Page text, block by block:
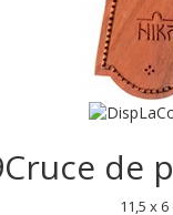
Cruce de
11,5 x 6